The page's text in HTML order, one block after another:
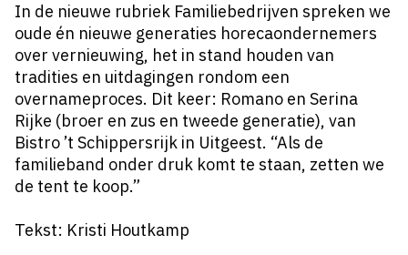
In de nieuwe rubriek Familiebedrijven spreken we
oude én nieuwe generaties horecaondernemers
over vernieuwing, het in stand houden van
tradities en uitdagingen rondom een
overnameproces. Dit keer: Romano en Serina
Rijke (broer en zus en tweede generatie), van
Bistro ’t Schippersrijk in Uitgeest. “Als de
familieband onder druk komt te staan, zetten we
de tent te koop.”
Tekst: Kristi Houtkamp